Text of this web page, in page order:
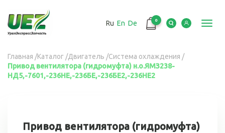
основному
содержанию
Ru En De 0
Вы
здесь
Главная /Каталог /Двигатель /Система охлаждения /
Привод вентилятора (гидромуфта) н.о.ЯМЗ238-
НД5,-7601,-236НЕ,-236БЕ,-236БЕ2,-236НЕ2
Привод вентилятора (гидромуфта)